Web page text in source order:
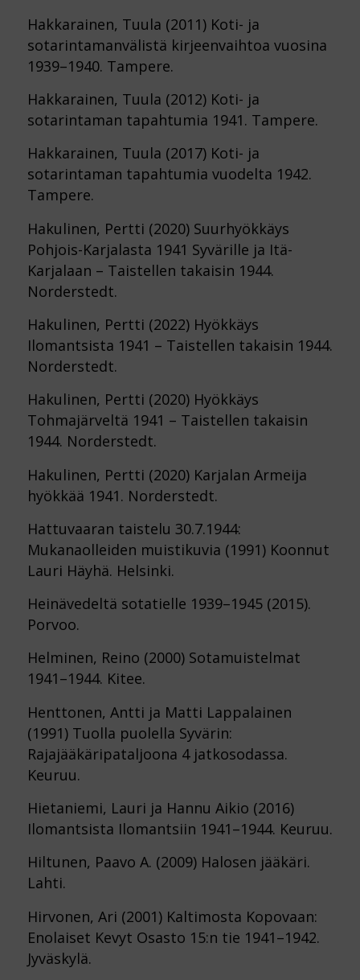
Hakkarainen, Tuula (2011) Koti- ja
sotarintamanvälistä kirjeenvaihtoa vuosina
1939–1940. Tampere.
Hakkarainen, Tuula (2012) Koti- ja
sotarintaman tapahtumia 1941. Tampere.
Hakkarainen, Tuula (2017) Koti- ja
sotarintaman tapahtumia vuodelta 1942.
Tampere.
Hakulinen, Pertti (2020) Suurhyökkäys
Pohjois-Karjalasta 1941 Syvärille ja Itä-
Karjalaan – Taistellen takaisin 1944.
Norderstedt.
Hakulinen, Pertti (2022) Hyökkäys
Ilomantsista 1941 – Taistellen takaisin 1944.
Norderstedt.
Hakulinen, Pertti (2020) Hyökkäys
Tohmajärveltä 1941 – Taistellen takaisin
1944. Norderstedt.
Hakulinen, Pertti (2020) Karjalan Armeija
hyökkää 1941. Norderstedt.
Hattuvaaran taistelu 30.7.1944:
Mukanaolleiden muistikuvia (1991) Koonnut
Lauri Häyhä. Helsinki.
Heinävedeltä sotatielle 1939–1945 (2015).
Porvoo.
Helminen, Reino (2000) Sotamuistelmat
1941–1944. Kitee.
Henttonen, Antti ja Matti Lappalainen
(1991) Tuolla puolella Syvärin:
Rajajääkäripataljoona 4 jatkosodassa.
Keuruu.
Hietaniemi, Lauri ja Hannu Aikio (2016)
Ilomantsista Ilomantsiin 1941–1944. Keuruu.
Hiltunen, Paavo A. (2009) Halosen jääkäri.
Lahti.
Hirvonen, Ari (2001) Kaltimosta Kopovaan:
Enolaiset Kevyt Osasto 15:n tie 1941–1942.
Jyväskylä.